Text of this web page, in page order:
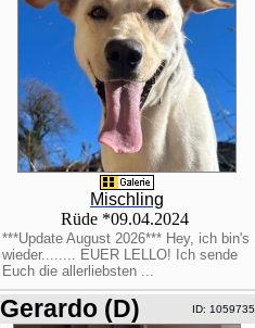
Mischling
Rüde *09.04.2024
***Update August 2026*** Hey, ich bin's
wieder........ EUER LELLO! Ich sende
Euch die allerliebsten ...
Gerardo (D) ID: 1059735